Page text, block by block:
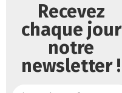
Recevez
chaque jour
notre
newsletter !